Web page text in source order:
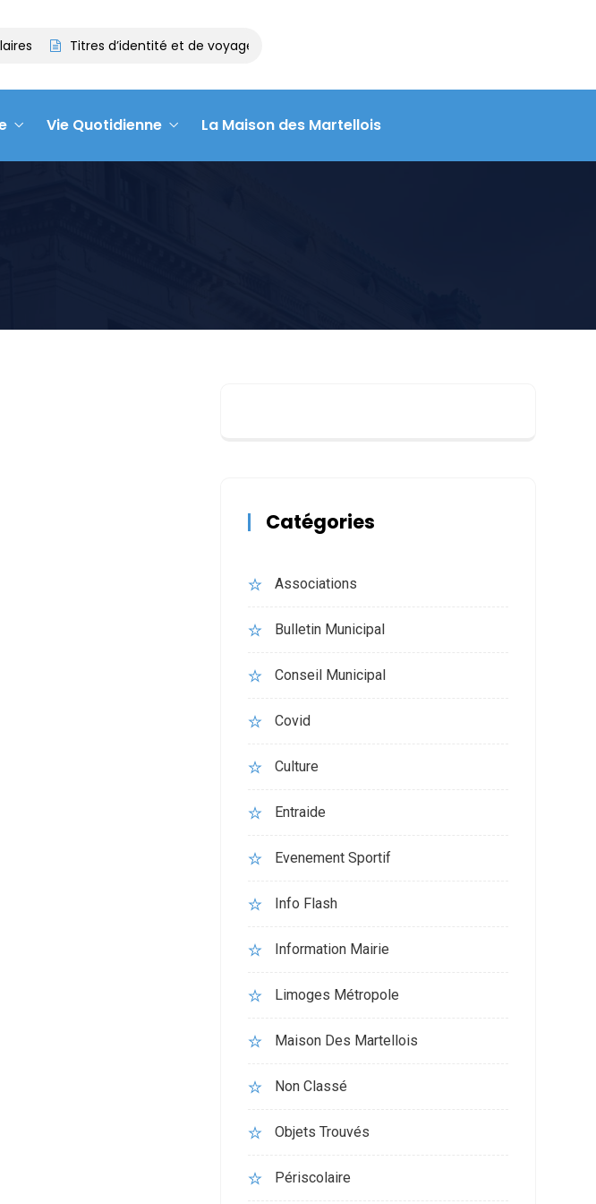
Titres d’identité et de voyage à la Maison des Martellois : contactez le 05 55 09 28 14
Vie Quotidienne La Maison des Martellois
Catégories
Associations
Bulletin Municipal
Conseil Municipal
Covid
Culture
Entraide
Evenement Sportif
Info Flash
Information Mairie
Limoges Métropole
Maison Des Martellois
Non Classé
Objets Trouvés
Périscolaire